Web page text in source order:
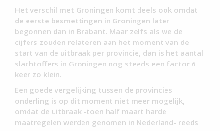
Het verschil met Groningen komt deels ook omdat
de eerste besmettingen in Groningen later
begonnen dan in Brabant. Maar zelfs als we de
cijfers zouden relateren aan het moment van de
start van de uitbraak per provincie, dan is het aantal
slachtoffers in Groningen nog steeds een factor 6
keer zo klein.
Een goede vergelijking tussen de provincies
onderling is op dit moment niet meer mogelijk,
omdat de uitbraak -toen half maart harde
maatregelen werden genomen in Nederland- reeds